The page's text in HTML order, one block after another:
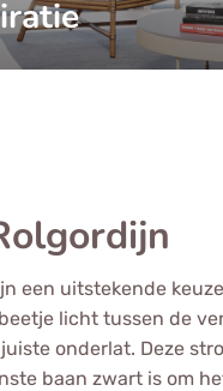
een uitstekende
licht tussen de
onderlat. Deze
baan zwart is om